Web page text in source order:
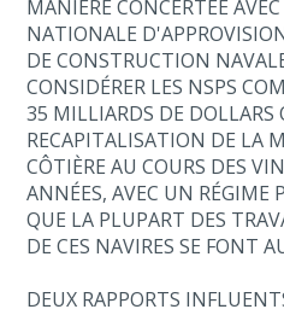
MANIÈRE CONCERTÉE
NATIONALE
DE CONSTRUCTION
CONSIDÉRER LES NSPS
35 MILLIARDS DE DOLLARS
RECAPITALISATION DE LA
CÔTIÈRE AU COURS DES
ANNÉES, AVEC UN
QUE LA PLUPART DES
DE CES NAVIRES SE FONT
DEUX RAPPORTS